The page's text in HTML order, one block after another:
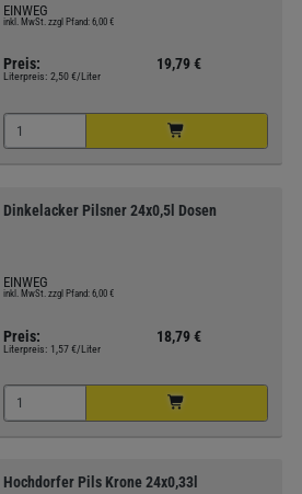
EINWEG
inkl. MwSt. zzgl Pfand: 6,00 €
Preis: 19,79 €
Literpreis: 2,50 €/Liter
Dinkelacker Pilsner 24x0,5l Dosen
EINWEG
inkl. MwSt. zzgl Pfand: 6,00 €
Preis: 18,79 €
Literpreis: 1,57 €/Liter
Hochdorfer Pils Krone 24x0,33l